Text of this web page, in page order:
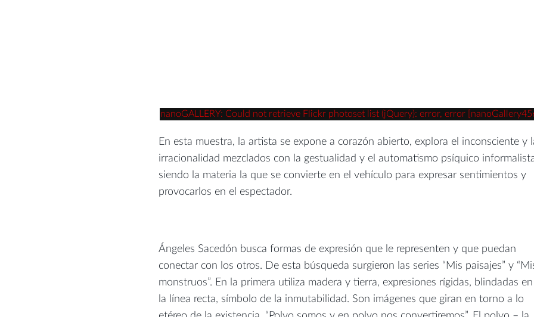
nanoGALLERY: Could not retrieve Flickr photoset list (jQuery): error, error
En esta muestra, la artista se expone a corazón abierto, explora el inconsciente y
irracionalidad mezclados con la gestualidad y el automatismo psíquico
siendo la materia la que se convierte en el vehículo para expresar sentimientos y
provocarlos en el espectador.
Ángeles Sacedón busca formas de expresión que le representen y que puedan
conectar con los otros. De esta búsqueda surgieron las series “Mis paisajes” y
monstruos”. En la primera utiliza madera y tierra, expresiones rígidas, blindadas en
la línea recta, símbolo de la inmutabilidad. Son imágenes que giran en torno a lo